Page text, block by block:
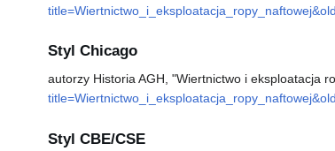
Styl Chicago
autorzy Historia AGH, "Wiertnictwo i eksploatacja
Styl CBE/CSE